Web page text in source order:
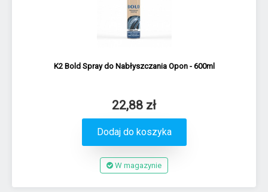
K2 Bold Spray do Nabłyszczania Opon - 600ml
22,88 zł
Dodaj do koszyka
W magazynie